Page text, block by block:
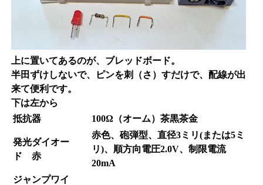
上に置いてあるのが、ブレッドボード。
半田ずけしないで、ピンを刺（さ）すだけで、配線が出
来て便利です。
下は左から
抵抗器
100Ω（オーム）茶黒茶金
発光ダイオー
ド 赤
赤色、砲弾型、直径3ミリ(または5ミ
リ)、順方向電圧2.0V、制限電流
20mA
ジャンプワイ